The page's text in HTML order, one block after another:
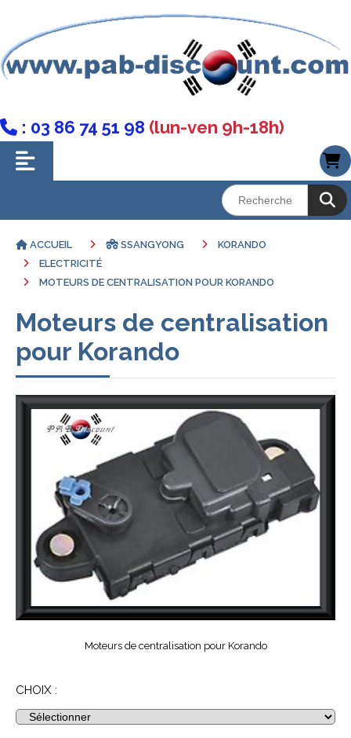
 : 03 86 74 51 98 (lun-ven 9h-18h)
ACCUEIL SSANGYONG
KORANDO
ELECTRICITÉ
MOTEURS DE CENTRALISATION POUR KORANDO
Moteurs de centralisation
pour Korando
Moteurs de centralisation pour Korando
CHOIX :